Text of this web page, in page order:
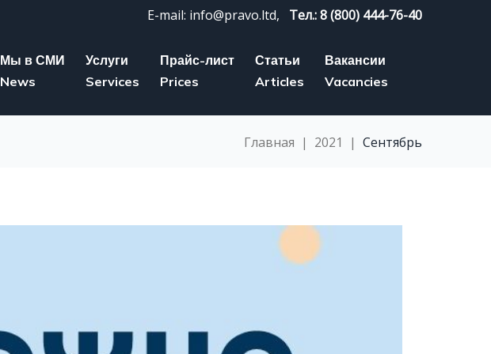
E-mail: info@pravo.ltd, Тел.: 8 (800) 444-76-40
Мы в СМИ
News
Услуги
Services
Прайс-лист
Prices
Статьи
Articles
Вакансии
Vacancies
Главная | 2021 | Сентябрь